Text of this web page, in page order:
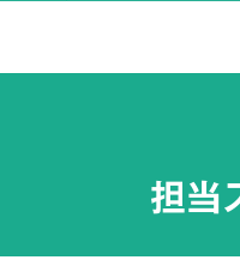
担当